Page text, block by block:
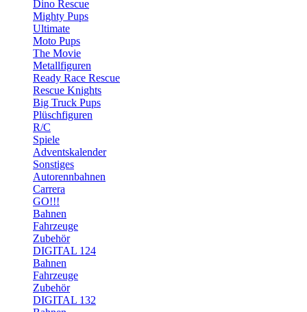
Dino Rescue
Mighty Pups
Ultimate
Moto Pups
The Movie
Metallfiguren
Ready Race Rescue
Rescue Knights
Big Truck Pups
Plüschfiguren
R/C
Spiele
Adventskalender
Sonstiges
Autorennbahnen
Carrera
GO!!!
Bahnen
Fahrzeuge
Zubehör
DIGITAL 124
Bahnen
Fahrzeuge
Zubehör
DIGITAL 132